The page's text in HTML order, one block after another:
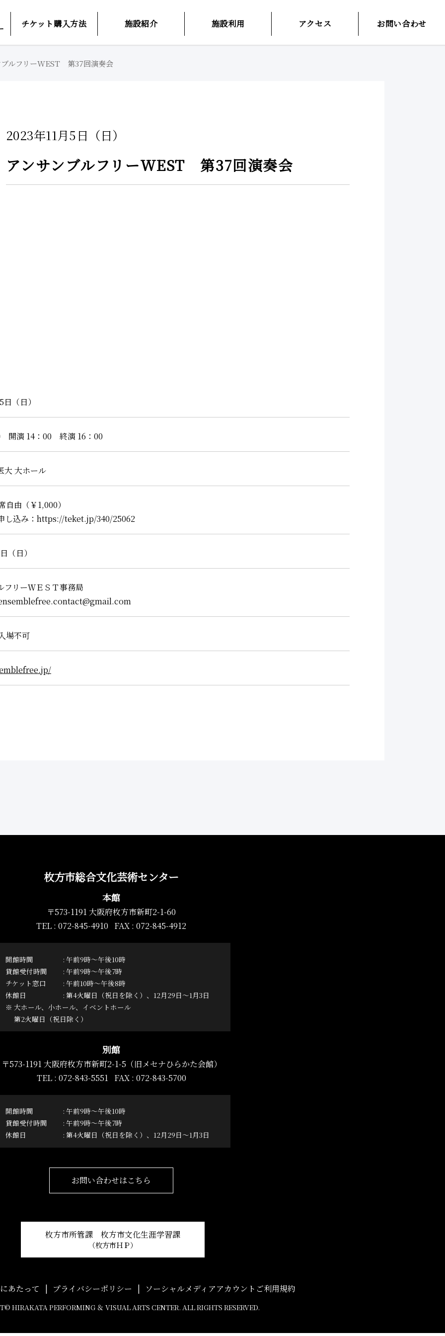
チケット購入方法 施設紹介 施設利用 アクセス お問い合わせ
ブルフリーWEST 第37回演奏会
2023年11月5日（日）
アンサンブルフリーWEST 第37回演奏会
（日）
開演 14：00 終演 16：00
大 大ホール
自由（￥1,000）
し込み：https://teket.jp/340/25062
（日）
フリーＷＥＳＴ事務局
ensemblefree.contact@gmail.com
場不可
枚方市総合文化芸術センター
本館
〒573-1191 大阪府枚方市新町2-1-60
TEL : 072-845-4910 FAX : 072-845-4912
開館時間
午前9時～午後10時
貸館受付時間
午前9時～午後7時
チケット窓口
午前10時～午後8時
休館日
第4火曜日（祝日を除く）、12月29日～1月3日
※ 大ホール、小ホール、イベントホール
第2火曜日（祝日除く）
別館
〒573-1191 大阪府枚方市新町2-1-5 （旧メセナひらかた会館）
TEL : 072-843-5551 FAX : 072-843-5700
開館時間
午前9時～午後10時
貸館受付時間
午前9時～午後7時
休館日
第4火曜日（祝日を除く）、12月29日～1月3日
お問い合わせはこちら
枚方市所管課 枚方市文化生涯学習課
（枚方市ＨＰ）
あたって プライバシーポリシー ソーシャルメディアアカウントご利用規約
HIRAKATA PERFORMING ＆ VISUAL ARTS CENTER. ALL RIGHTS RESERVED.